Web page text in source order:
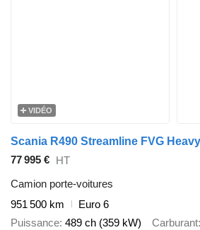
VIDÉO
Scania R490 Streamline FVG
77 995 € HT
Camion porte-voitures
951 500 km
Euro 6
Puissance 489 ch (359 kW) Carburant